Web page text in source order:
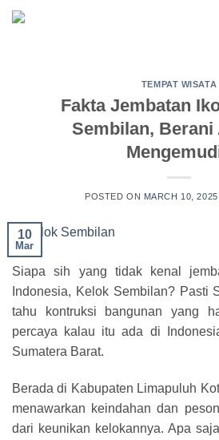
Skip
TEMPAT WISATA
Fakta Jembatan
Sembilan, Berani
POSTED ON MARCH 10, 2025
10
Mar
Siapa sih yang tidak kenal
Indonesia, Kelok Sembilan? Pasti
tahu kontruksi bangunan yang
percaya kalau itu ada di
Sumatera Barat.
Berada di Kabupaten Limapuluh
menawarkan keindahan dan
dari keunikan kelokannya. Apa